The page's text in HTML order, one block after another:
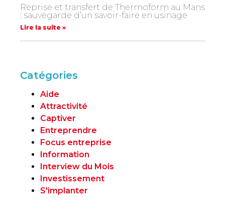
Reprise et transfert de Thermoform au Mans
: sauvegarde d’un savoir-faire en usinage
Lire la suite »
Catégories
Aide
Attractivité
Captiver
Entreprendre
Focus entreprise
Information
Interview du Mois
Investissement
S'implanter